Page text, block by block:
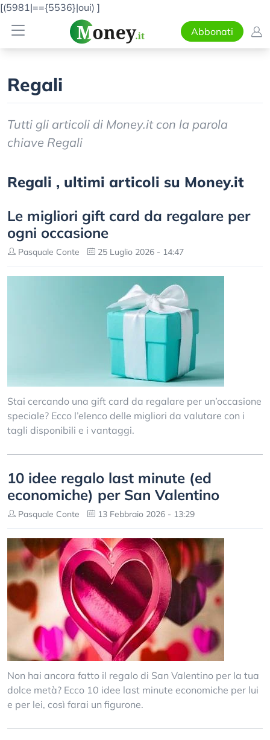
[(5981|=={5536}|oui) ]
Abbonati
Regali
Tutti gli articoli di Money.it con la parola
chiave Regali
Regali , ultimi articoli su Money.it
Le migliori gift card da regalare per
ogni occasione
Pasquale Conte 25 Luglio 2026 - 14:47
Stai cercando una gift card da regalare per un’occasione
speciale? Ecco l’elenco delle migliori da valutare con i
tagli disponibili e i vantaggi.
10 idee regalo last minute (ed
economiche) per San Valentino
Pasquale Conte 13 Febbraio 2026 - 13:29
Non hai ancora fatto il regalo di San Valentino per la tua
dolce metà? Ecco 10 idee last minute economiche per lui
e per lei, così farai un figurone.